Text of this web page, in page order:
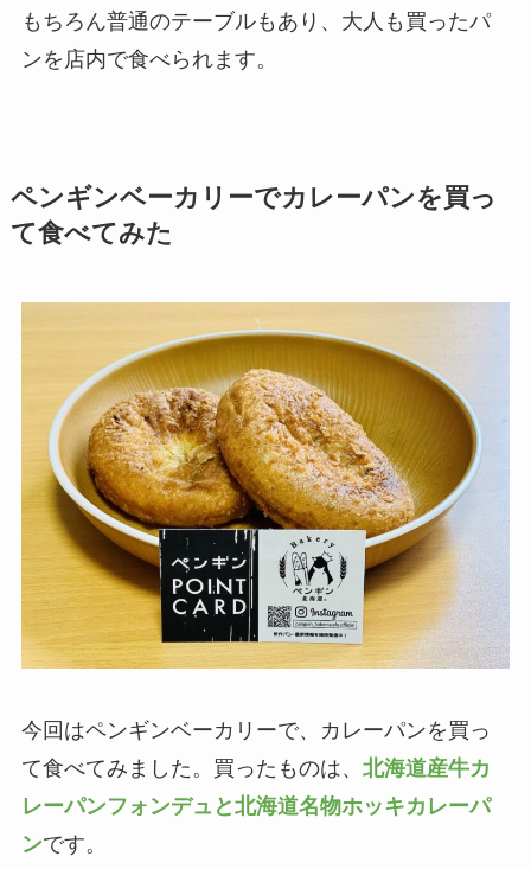
もちろん普通のテーブルもあり、大人も買ったパ
ンを店内で食べられます。
ペンギンベーカリーでカレーパンを買っ
て食べてみた
今回はペンギンベーカリーで、カレーパンを買っ
て食べてみました。買ったものは、 北海道産牛カ
レーパンフォンデュ と北海道名物ホッキカレーパ
ンです。